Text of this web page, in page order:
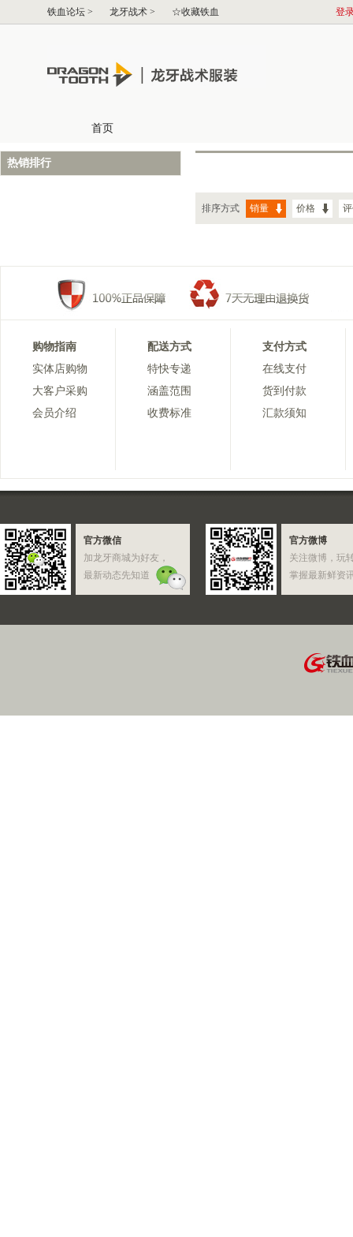
排序方式 销量 价格
热销排行
购物指南
实体店购物
大客户采购
会员介绍
配送方式
特快专递
涵盖范围
收费标准
支付方式
在线支付
货到付款
汇款须知
官方微信
加龙牙商城为好友，
最新动态先知道
官方微博
关注微博，玩
掌握最新鲜资